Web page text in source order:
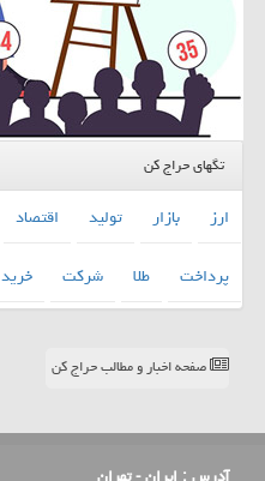
تگهای حراج کن
ارز بازار تولید اقتصاد
پرداخت
طلا شركت خرید
صفحه اخبار و مطالب حراج کن